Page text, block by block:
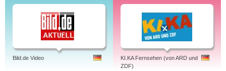
Bild.de Video
KI.KA Fernsehen (von ARD und
ZDF)